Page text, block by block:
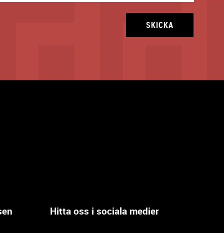
SKICKA
Hitta oss i sociala medier